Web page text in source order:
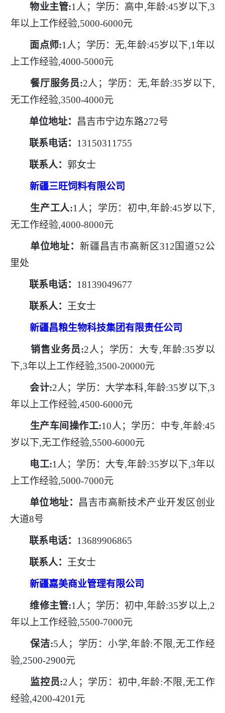
物业主管:1人；学历：高中,年龄:45岁以下,3
年以上工作经验,5000-6000元
面点师:1人；学历：无,年龄:45岁以下,1年以
上工作经验,4000-5000元
餐厅服务员:2人；学历：无,年龄:35岁以下,
无工作经验,3500-4000元
单位地址： 昌吉市宁边东路272号
联系电话： 13150311755
联系人： 郭女士
新疆三旺饲料有限公司
生产工人:1人；学历：初中,年龄:45岁以下,
无工作经验,4000-8000元
单位地址： 新疆昌吉市高新区 312国道52公
里处
联系电话： 18139049677
联系人： 王女士
新疆昌粮生物科技集团有限责任公司
销售业务员:2人；学历：大专,年龄:35岁以
下,3年以上工作经验,3500-20000元
会计:2人；学历：大学本科,年龄:35岁以下,3
年以上工作经验,4500-6000元
生产车间操作工:10人；学历：中专,年龄:45
岁以下,无工作经验,5500-6000元
电工:1人；学历：大专,年龄:35岁以下,3年以
上工作经验,5000-7000元
单位地址： 昌吉市高新技术产业开发区创业
大道8号
联系电话： 13689906865
联系人： 王女士
新疆嘉美商业管理有限公司
维修主管:1人；学历：初中,年龄:35岁以上,2
年以上工作经验,5500-7000元
保洁:5人；学历：小学,年龄:不限,无工作经
验,2500-2900元
监控员:2人；学历：初中,年龄:不限,无工作
经验,4200-4201元